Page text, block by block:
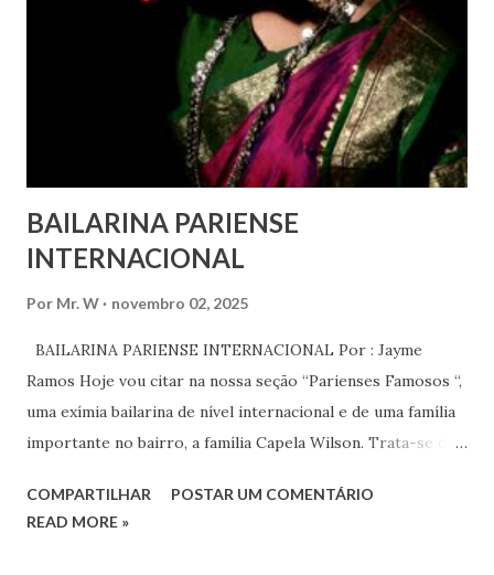
Universal dos Direitos Humanos ) – têm estado no centro
das mudanças históricas no mundo árabe nos últimos dois
anos, em que milhões foram às ruas para exigir mudanças.
Em outras partes do mundo, os “99%” fizeram suas vozes
serem ouvidas através ...
BAILARINA PARIENSE
INTERNACIONAL
Por Mr. W novembro 02, 2025
BAILARINA PARIENSE INTERNACIONAL Por : Jayme
Ramos Hoje vou citar na nossa seção “Parienses Famosos “,
uma exímia bailarina de nível internacional e de uma família
importante no bairro, a família Capela Wilson. Trata-se da
Vamos às informações de seu site : Bailarina e professora
COMPARTILHAR
POSTAR UM COMENTÁRIO
READ MORE »